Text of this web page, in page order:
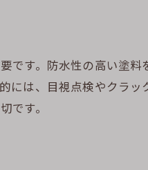
です。防水性の高い塗料
には、目視点検やクラッ
です。